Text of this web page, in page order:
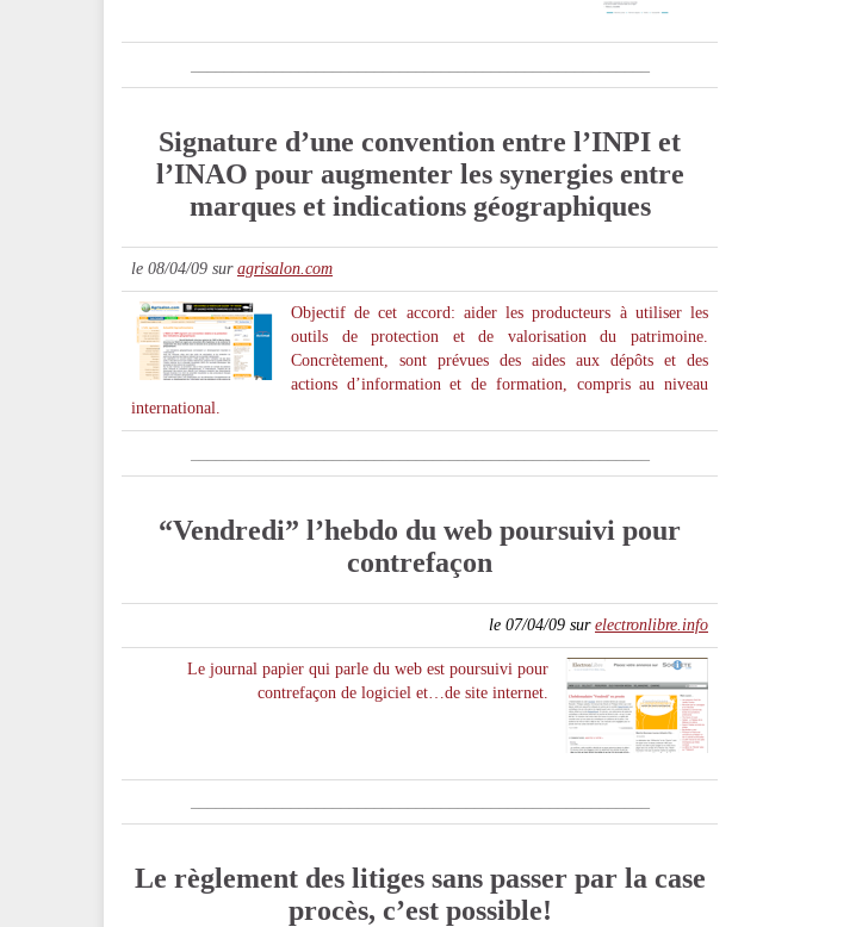
Signature d’une convention entre l’INPI et
l’INAO pour augmenter les synergies entre
marques et indications géographiques
le 08/04/09 sur agrisalon.com
Objectif de cet accord: aider les producteurs à utiliser les
outils de protection et de valorisation du patrimoine.
Concrètement, sont prévues des aides aux dépôts et des
actions d’information et de formation, compris au niveau
international.
“Vendredi” l’hebdo du web poursuivi pour
contrefaçon
le 07/04/09 sur electronlibre.info
Le journal papier qui parle du web est poursuivi pour
contrefaçon de logiciel et…de site internet.
Le règlement des litiges sans passer par la case
procès, c’est possible!